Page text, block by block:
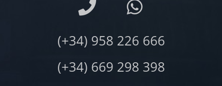
(+34) 958 226 666
(+34) 669 298 398